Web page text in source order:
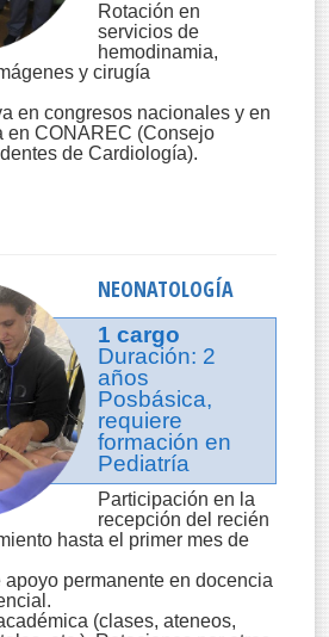
Rotación en
servicios de
hemodinamia,
y cirugía
en congresos nacionales y en
en CONAREC (Consejo
de Cardiología).
NEONATOLOGÍA
1 cargo
Duración: 2
años
Posbásica,
requiere
formación en
Pediatría
Participación en la
recepción del recién
hasta el primer mes de
permanente en docencia
(clases, ateneos,